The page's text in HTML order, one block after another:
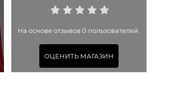
На основе отзывов 0 пользователей.
ОЦЕНИТЬ МАГАЗИН